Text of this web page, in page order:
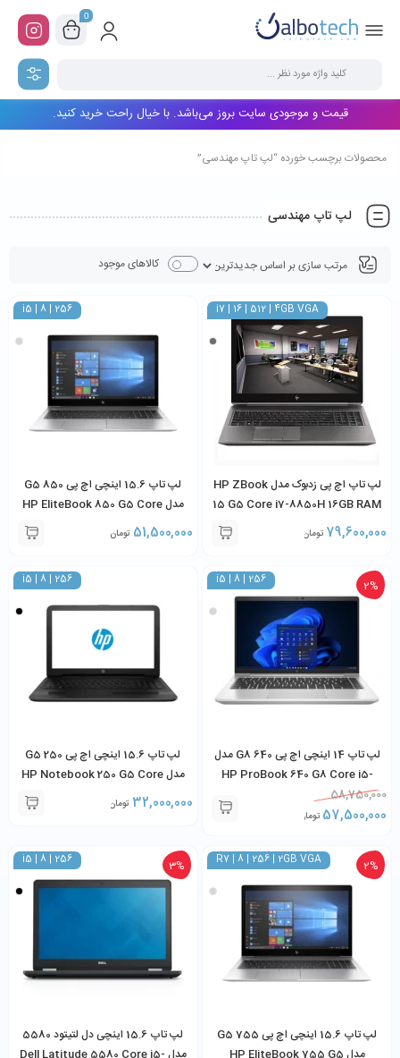
0
قیمت و موجودی سایت بروز می‌باشد. با خیال راحت خرید کنید.
محصولات برچسب خورده “لپ تاپ مهندسی”
لپ تاپ مهندسی
کالاهای موجود
i7 | 16 | 512 | 4GB VGA
لپ تاپ اچ پی زدبوک مدل HP ZBook
15 G5 Core i7-8850H 16GB RAM
512GB SSD 4GB NVIDIA Quadro
P1000
79,600,000 تومان
i5 | 8 | 256
لپ تاپ 15.6 اینچی اچ پی 850 G5
مدل HP EliteBook 850 G5 Core
i5-8350U 8GB 256GB SSD51,500,000 تومان
i5 | 8 | 256 2%
لپ تاپ 14 اینچی اچ پی 640 G8 مدل
HP ProBook 640 G8 Core i5-
1145G7 8GB 256GB SSD
58,750,000
57,500,000 تومان
i5 | 8 | 256
لپ تاپ 15.6 اینچی اچ پی 250 G5
مدل HP Notebook 250 G5 Core
i5-6200U 8GB 256GB SSD32,000,000 تومان
R7 | 8 | 256 | 2GB VGA 2%
لپ تاپ 15.6 اینچی اچ پی 755 G5
مدل HP EliteBook 755 G5
i5 | 8 | 256 3%
لپ تاپ 15.6 اینچی دل لتیتود 5580
مدل Dell Latitude 5580 Core i5-